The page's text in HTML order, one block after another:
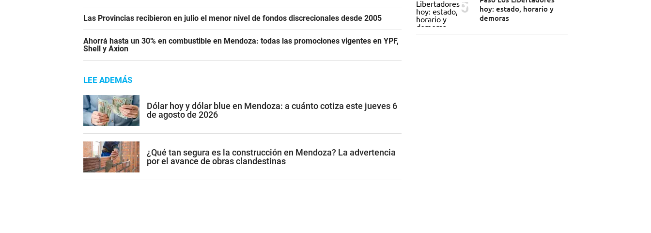
Las Provincias recibieron en julio el menor nivel de fondos discrecionales desde 2005
Ahorrá hasta un 30% en combustible en Mendoza: todas las promociones vigentes en YPF,
Shell y Axion
LEE ADEMÁS
Dólar hoy y dólar blue en Mendoza: a cuánto cotiza este jueves 6
de agosto de 2026
¿Qué tan segura es la construcción en Mendoza? La advertencia
por el avance de obras clandestinas
hoy: estado, horario y
demoras